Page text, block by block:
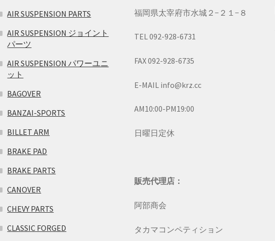
AIR SUSPENSION PARTS
AIR SUSPENSION ジョイント
パーツ
AIR SUSPENSION パワーユニ
ット
BAGOVER
BANZAI-SPORTS
BILLET ARM
BRAKE PAD
BRAKE PARTS
CANOVER
CHEVY PARTS
CLASSIC FORGED
福岡県太宰府市水城２−２１−８
TEL 092-928-6731
FAX 092-928-6735
E-MAIL info@krz.cc
AM10:00-PM19:00
日曜日定休
販売代理店：
阿部商会
タカマコンペティション